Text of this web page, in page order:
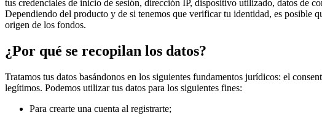
tus credenciales de inicio de sesión, dirección IP, dispositivo utilizado, datos de
Dependiendo del producto y de si tenemos que verificar tu identidad, es posible
origen de los fondos.
¿Por qué se recopilan los datos?
Tratamos tus datos basándonos en los siguientes fundamentos jurídicos: el
legítimos. Podemos utilizar tus datos para los siguientes fines:
Para crearte una cuenta al registrarte;